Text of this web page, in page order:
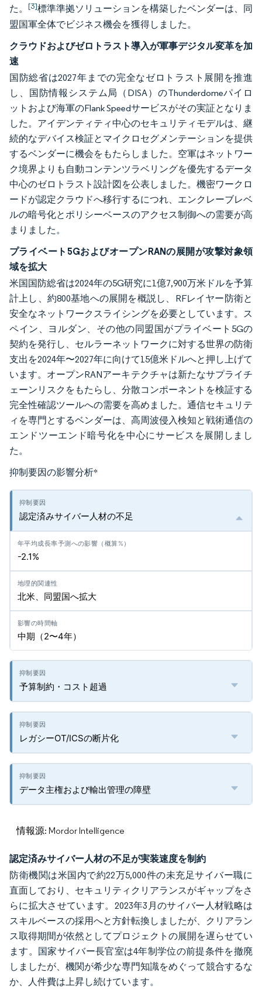
た。 [3]標準準拠ソリューションを構築したベンダーは、同
盟国軍全体でビジネス機会を獲得しました。
クラウドおよびゼロトラスト導入が軍事デジタル変革を加
速
国防総省は2027年までの完全なゼロトラスト展開を推進
し、国防情報システム局（DISA）のThunderdomeパイロ
ットおよび海軍のFlank Speedサービスがその実証となりま
した。アイデンティティ中心のセキュリティモデルは、継
続的なデバイス検証とマイクロセグメンテーションを提供
するベンダーに機会をもたらしました。空軍はネットワー
ク境界よりも自動コンテンツラベリングを優先するデータ
中心のゼロトラスト設計図を公表しました。機密ワークロ
ードが認定クラウドへ移行するにつれ、エンクレーブレベ
ルの暗号化とポリシーベースのアクセス制御への需要が高
まりました。
プライベート5GおよびオープンRANの展開が攻撃対象領
域を拡大
米国国防総省は2024年の5G研究に1億7,900万米ドルを予算
計上し、約800基地への展開を概説し、RFレイヤー防衛と
安全なネットワークスライシングを必要としています。ス
ペイン、ヨルダン、その他の同盟国がプライベート5Gの
契約を発行し、セルラーネットワークに対する世界の防衛
支出を2024年〜2027年に向けて15億米ドルへと押し上げて
います。オープンRANアーキテクチャは新たなサプライチ
ェーンリスクをもたらし、分散コンポーネントを検証する
完全性確認ツールへの需要を高めました。通信セキュリテ
ィを専門とするベンダーは、高周波侵入検知と戦術通信の
エンドツーエンド暗号化を中心にサービスを展開しまし
た。
抑制要因の影響分析*
認定済みサイバー人材の不足
-2.1%
北米、同盟国へ拡大
中期（2〜4年）
予算制約・コスト超過
レガシーOT/ICSの断片化
データ主権および輸出管理の障壁
情報源: Mordor Intelligence
認定済みサイバー人材の不足が実装速度を制約
防衛機関は米国内で約22万5,000件の未充足サイバー職に
直面しており、セキュリティクリアランスがギャップをさ
らに拡大させています。2023年3月のサイバー人材戦略は
スキルベースの採用へと方針転換しましたが、クリアラン
ス取得期間が依然としてプロジェクトの展開を遅らせてい
ます。国家サイバー長官室は4年制学位の前提条件を撤廃
しましたが、機関が希少な専門知識をめぐって競合するな
か、人件費は上昇し続けています。